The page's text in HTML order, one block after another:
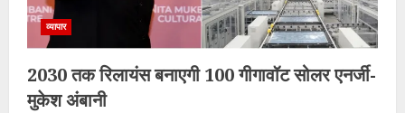
व्यापार
2030 तक रिलायंस बनाएगी 100 गीगावॉट सोलर एनर्जी-
मुकेश अंबानी